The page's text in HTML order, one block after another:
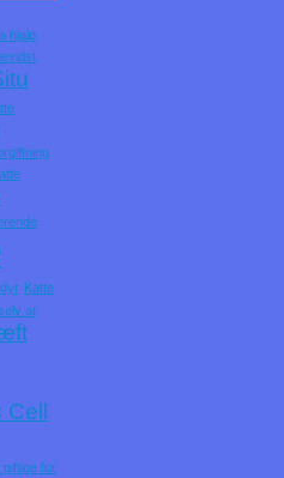
hjalp
Katte
at
Cell
giftige for